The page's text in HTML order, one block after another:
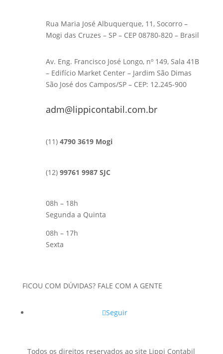
Rua Maria José Albuquerque, 11, Socorro –
Mogi das Cruzes – SP – CEP 08780-820 – Brasil
Av. Eng. Francisco José Longo, nº 149, Sala 41B
– Edifício Market Center – Jardim São Dimas
São José dos Campos/SP – CEP: 12.245-900
adm@lippicontabil.com.br
(11) 4790 3619 Mogi
(12) 99761 9987 SJC
08h – 18h
Segunda a Quinta
08h – 17h
Sexta
FICOU COM DÚVIDAS? FALE COM A GENTE
Seguir
Todos os direitos reservados ao site Lippi Contabil